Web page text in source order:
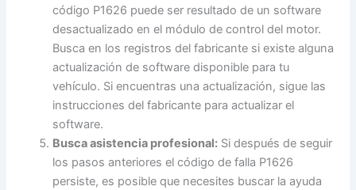
código P1626 puede ser resultado de un software
desactualizado en el módulo de control del motor.
Busca en los registros del fabricante si existe alguna
actualización de software disponible para tu
vehículo. Si encuentras una actualización, sigue las
instrucciones del fabricante para actualizar el
software.
Busca asistencia profesional: Si después de seguir
los pasos anteriores el código de falla P1626
persiste, es posible que necesites buscar la ayuda